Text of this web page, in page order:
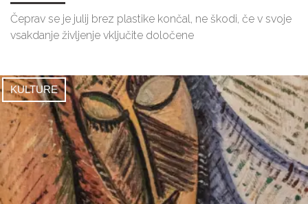
Čeprav se je julij brez plastike končal, ne škodi, če v svoje
vsakdanje življenje vključite določene
KULTURE